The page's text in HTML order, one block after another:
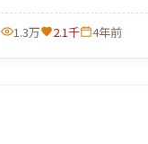
1.3万 2.1千 4年前